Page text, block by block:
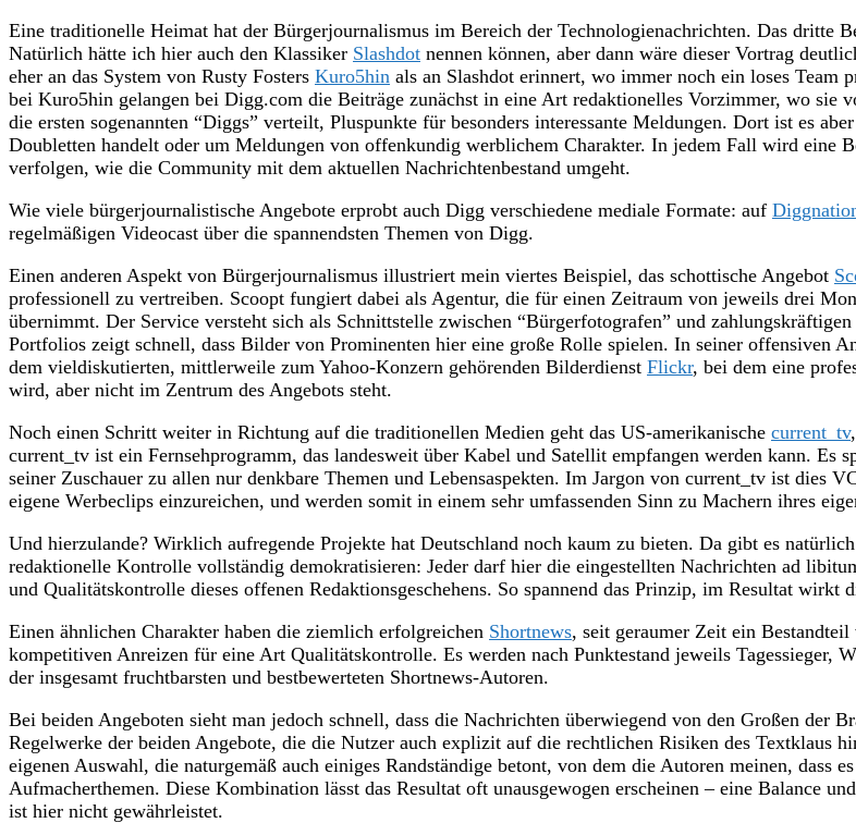
Eine traditionelle Heimat hat der Bürgerjournalismus im Bereich der Technologienachrichten. Das dritte
Natürlich hätte ich hier auch den Klassiker Slashdot nennen können, aber dann wäre dieser Vortrag
eher an das System von Rusty Fosters Kuro5hin als an Slashdot erinnert, wo immer noch ein loses
bei Kuro5hin gelangen bei Digg.com die Beiträge zunächst in eine Art redaktionelles Vorzimmer, wo sie
die ersten sogenannten “Diggs” verteilt, Pluspunkte für besonders interessante Meldungen. Dort ist es
Doubletten handelt oder um Meldungen von offenkundig werblichem Charakter. In jedem Fall wird eine
verfolgen, wie die Community mit dem aktuellen Nachrichtenbestand umgeht.
Wie viele bürgerjournalistische Angebote erprobt auch Digg verschiedene mediale Formate: auf
regelmäßigen Videocast über die spannendsten Themen von Digg.
Einen anderen Aspekt von Bürgerjournalismus illustriert mein viertes Beispiel, das schottische Angebot
professionell zu vertreiben. Scoopt fungiert dabei als Agentur, die für einen Zeitraum von jeweils drei
übernimmt. Der Service versteht sich als Schnittstelle zwischen “Bürgerfotografen” und
Portfolios zeigt schnell, dass Bilder von Prominenten hier eine große Rolle spielen. In seiner offensiven
dem vieldiskutierten, mittlerweile zum Yahoo-Konzern gehörenden Bilderdienst Flickr, bei dem eine
wird, aber nicht im Zentrum des Angebots steht.
Noch einen Schritt weiter in Richtung auf die traditionellen Medien geht das US-amerikanische current_tv
current_tv ist ein Fernsehprogramm, das landesweit über Kabel und Satellit empfangen werden kann. Es
seiner Zuschauer zu allen nur denkbare Themen und Lebensaspekten. Im Jargon von current_tv ist dies
eigene Werbeclips einzureichen, und werden somit in einem sehr umfassenden Sinn zu Machern ihres
Und hierzulande? Wirklich aufregende Projekte hat Deutschland noch kaum zu bieten. Da gibt es
redaktionelle Kontrolle vollständig demokratisieren: Jeder darf hier die eingestellten Nachrichten ad
und Qualitätskontrolle dieses offenen Redaktionsgeschehens. So spannend das Prinzip, im Resultat wirkt
Einen ähnlichen Charakter haben die ziemlich erfolgreichen Shortnews, seit geraumer Zeit ein
kompetitiven Anreizen für eine Art Qualitätskontrolle. Es werden nach Punktestand jeweils Tagessieger,
der insgesamt fruchtbarsten und bestbewerteten Shortnews-Autoren.
Bei beiden Angeboten sieht man jedoch schnell, dass die Nachrichten überwiegend von den Großen der
Regelwerke der beiden Angebote, die die Nutzer auch explizit auf die rechtlichen Risiken des Textklaus
eigenen Auswahl, die naturgemäß auch einiges Randständige betont, von dem die Autoren meinen,
Aufmacherthemen. Diese Kombination lässt das Resultat oft unausgewogen erscheinen – eine Balance
ist hier nicht gewährleistet.